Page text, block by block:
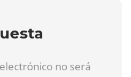
no será